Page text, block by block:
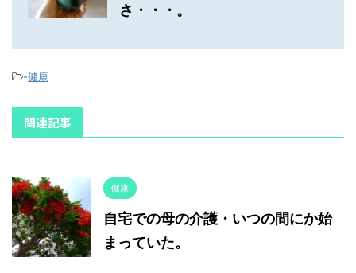
さ・・・。
-健康
関連記事
健康
自宅での母の介護・いつの間にか始
まっていた。